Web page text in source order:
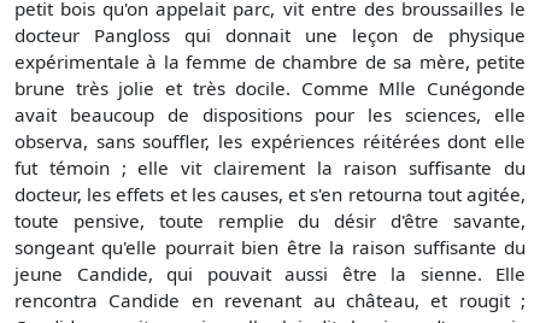
petit bois qu'on appelait parc, vit entre des broussailles le
docteur Pangloss qui donnait une leçon de physique
expérimentale à la femme de chambre de sa mère, petite
brune très jolie et très docile. Comme Mlle Cunégonde
avait beaucoup de dispositions pour les sciences, elle
observa, sans souffler, les expériences réitérées dont elle
fut témoin ; elle vit clairement la raison suffisante du
docteur, les effets et les causes, et s'en retourna tout agitée,
toute pensive, toute remplie du désir d'être savante,
songeant qu'elle pourrait bien être la raison suffisante du
jeune Candide, qui pouvait aussi être la sienne. Elle
rencontra Candide en revenant au château, et rougit ;